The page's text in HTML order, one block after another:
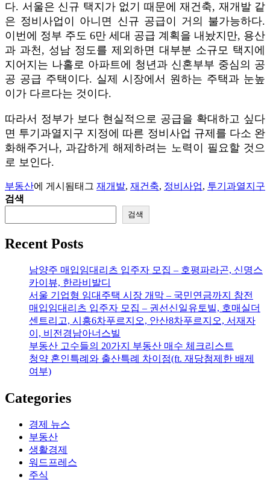
다. 서울은 신규 택지가 없기 때문에 재건축, 재개발 같
은 정비사업이 아니면 신규 공급이 거의 불가능하다.
이번에 정부 주도 6만 세대 공급 계획을 내놨지만, 용산
과 과천, 성남 정도를 제외하면 대부분 소규모 택지에
지어지는 나홀로 아파트에 청년과 신혼부부 중심의 공
공 공급 주택이다. 실제 시장에서 원하는 주택과 눈높
이가 다르다는 것이다.
따라서 정부가 보다 현실적으로 공급을 확대하고 싶다
면 투기과열지구 지정에 따른 정비사업 규제를 다소 완
화해주거나, 과감하게 해제하려는 노력이 필요할 것으
로 보인다.
부동산에 게시됨태그 재개발, 재건축, 정비사업, 투기과열지구
검색
검색
Recent Posts
남양주 매입임대리츠 입주자 모집 – 호평파라곤, 신명스
카이뷰, 한라비발디
서울 기업형 임대주택 시장 개막 – 국민연금까지 참전
매입임대리츠 입주자 모집 – 권선신일유토빌, 호매실더
센트리고, 시흥6차푸르지오, 안산8차푸르지오, 서재자
이, 비전경남아너스빌
부동산 고수들의 20가지 부동산 매수 체크리스트
청약 혼인특례와 출산특례 차이점(ft. 재당첨제한 배제
여부)
Categories
경제 뉴스
부동산
생활경제
워드프레스
주식